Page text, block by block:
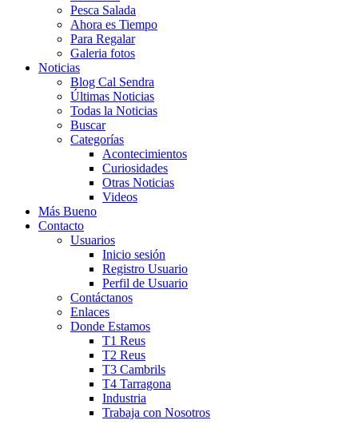
Pesca Salada
Ahora es Tiempo
Para Regalar
Galeria fotos
Noticias
Blog Cal Sendra
Últimas Noticias
Todas la Noticias
Buscar
Categorías
Acontecimientos
Curiosidades
Otras Noticias
Videos
Más Bueno
Contacto
Usuarios
Inicio sesión
Registro Usuario
Perfil de Usuario
Contáctanos
Enlaces
Donde Estamos
T1 Reus
T2 Reus
T3 Cambrils
T4 Tarragona
Industria
Trabaja con Nosotros